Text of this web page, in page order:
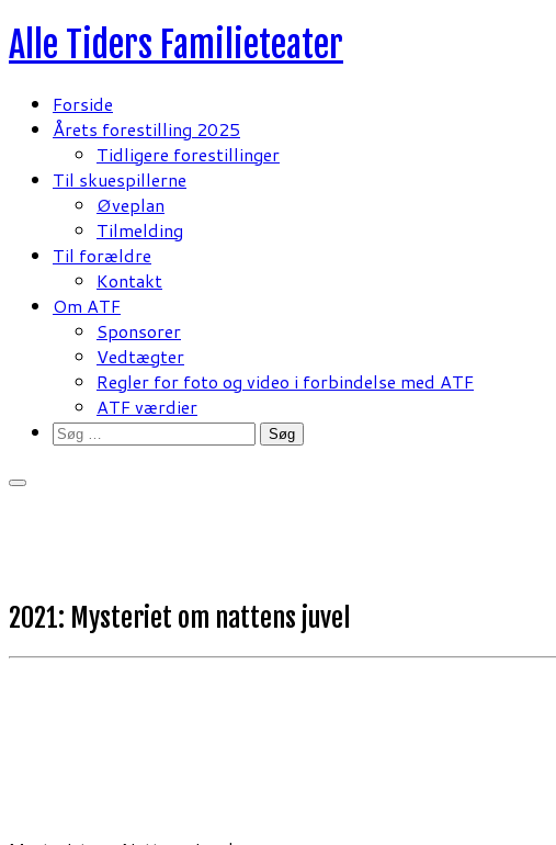
Fortsæt
til
Alle Tiders Familieteater
Forside
Årets forestilling 2025
Tidligere forestillinger
Til skuespillerne
Øveplan
Tilmelding
Til forældre
Kontakt
Om ATF
Sponsorer
Vedtægter
Regler for foto og video i forbindelse med ATF
ATF værdier
Søg
2021: Mysteriet om nattens juvel